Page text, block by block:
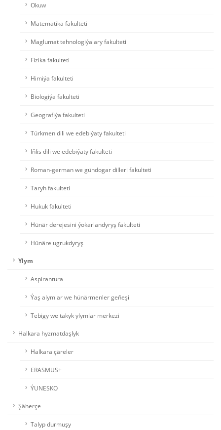
Okuw
Matematika fakulteti
Maglumat tehnologiýalary fakulteti
Fizika fakulteti
Himiýa fakulteti
Biologiýa fakulteti
Geografiýa fakulteti
Türkmen dili we edebiýaty fakulteti
Iňlis dili we edebiýaty fakulteti
Roman-german we gündogar dilleri fakulteti
Taryh fakulteti
Hukuk fakulteti
Hünär derejesini ýokarlandyryş fakulteti
Hünäre ugrukdyryş
Ylym
Aspirantura
Ýaş alymlar we hünärmenler geňeşi
Tebigy we takyk ylymlar merkezi
Halkara hyzmatdaşlyk
Halkara çäreler
ERASMUS+
ÝUNESKO
Şäherçe
Talyp durmuşy